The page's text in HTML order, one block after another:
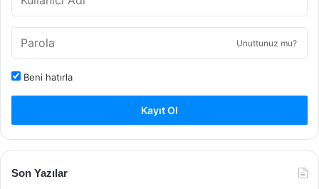
Unuttunuz mu?
Beni hatırla
Kayıt Ol
Son Yazılar